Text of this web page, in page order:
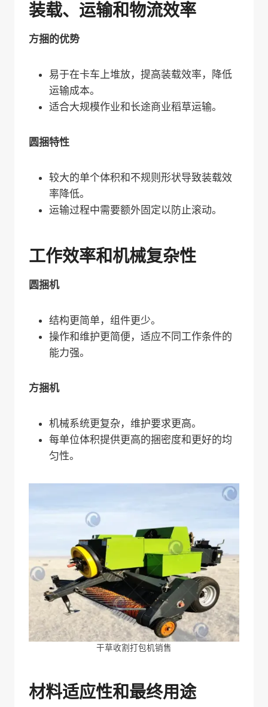
装载、运输和物流效率
方捆的优势
易于在卡车上堆放，提高装载效率，降低
运输成本。
适合大规模作业和长途商业稻草运输。
圆捆特性
较大的单个体积和不规则形状导致装载效
率降低。
运输过程中需要额外固定以防止滚动。
工作效率和机械复杂性
圆捆机
结构更简单，组件更少。
操作和维护更简便，适应不同工作条件的
能力强。
方捆机
机械系统更复杂，维护要求更高。
每单位体积提供更高的捆密度和更好的均
匀性。
干草收割打包机销售
材料适应性和最终用途